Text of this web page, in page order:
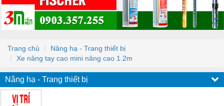
Trang chủ
Nâng hạ - Trang thiết bị
Xe nâng tay cao mini nâng cao 1.2m
Nâng hạ - Trang thiết bị